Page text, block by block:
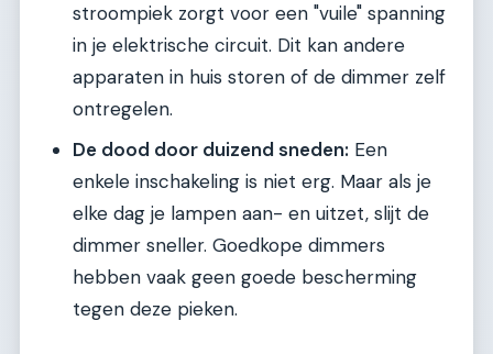
stroompiek zorgt voor een "vuile" spanning
in je elektrische circuit. Dit kan andere
apparaten in huis storen of de dimmer zelf
ontregelen.
De dood door duizend sneden: Een
enkele inschakeling is niet erg. Maar als je
elke dag je lampen aan- en uitzet, slijt de
dimmer sneller. Goedkope dimmers
hebben vaak geen goede bescherming
tegen deze pieken.